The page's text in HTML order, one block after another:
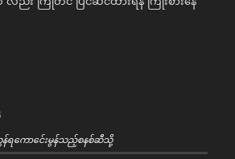
ကောင်ေးမွန်သည့်စနစ်ဆီသို့